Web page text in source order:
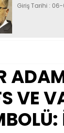
Giriş Tarihi :
VE